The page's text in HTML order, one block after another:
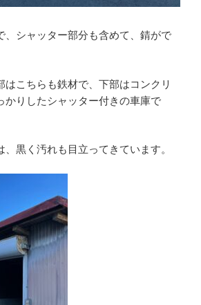
、シャッター部分も含めて、錆がで
はこちらも鉄材で、下部はコンクリ
かりしたシャッター付きの車庫で
、黒く汚れも目立ってきています。